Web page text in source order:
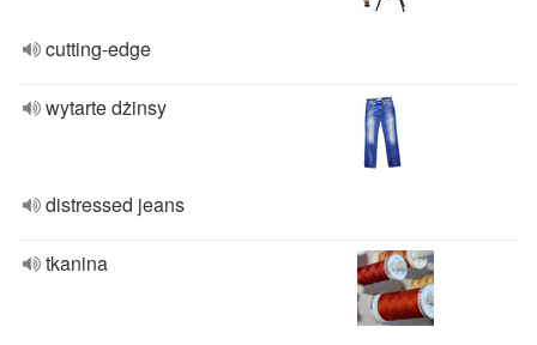
cutting-edge
wytarte dżinsy
distressed jeans
tkanina